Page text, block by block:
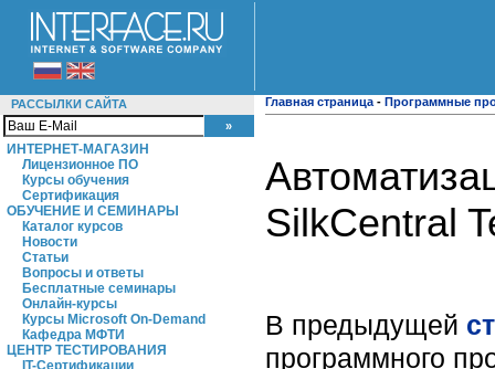
РАССЫЛКИ САЙТА
ИНТЕРНЕТ-МАГАЗИН
Лицензионное ПО
Курсы обучения
Сертификация
ОБУЧЕНИЕ И СЕМИНАРЫ
Каталог курсов
Новости
Статьи
Вопросы и ответы
Бесплатные семинары
Онлайн-курсы
Курсы Microsoft On-Demand
Кафедра МФТИ
ЦЕНТР ТЕСТИРОВАНИЯ
IT-Сертификации
Главная страница - Программные
SilkCentral
В предыдущей
программного